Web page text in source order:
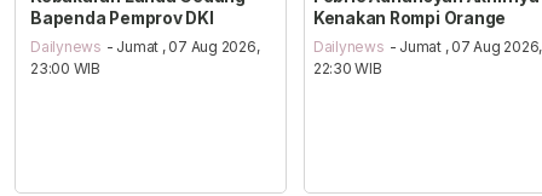
Bapenda Pemprov DKI
Dailynews - Jumat , 07 Aug 2026,
23:00 WIB
Kenakan Rompi Orange
Dailynews - Jumat , 07 Aug 2026,
22:30 WIB